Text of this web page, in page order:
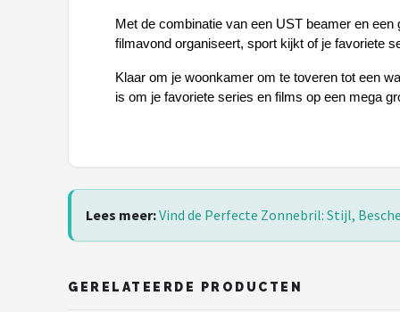
Montuurtjevoorjou
Guess
Maesy
Met de combinatie van een UST beamer en
filmavond organiseert, sport kijkt of je favoriete
Klaar om je woonkamer om te toveren tot een
is om je favoriete series en films op een mega
Lees meer:Vind de Perfecte Zonnebril: Stijl,
GERELATEERDE PRODUCTEN